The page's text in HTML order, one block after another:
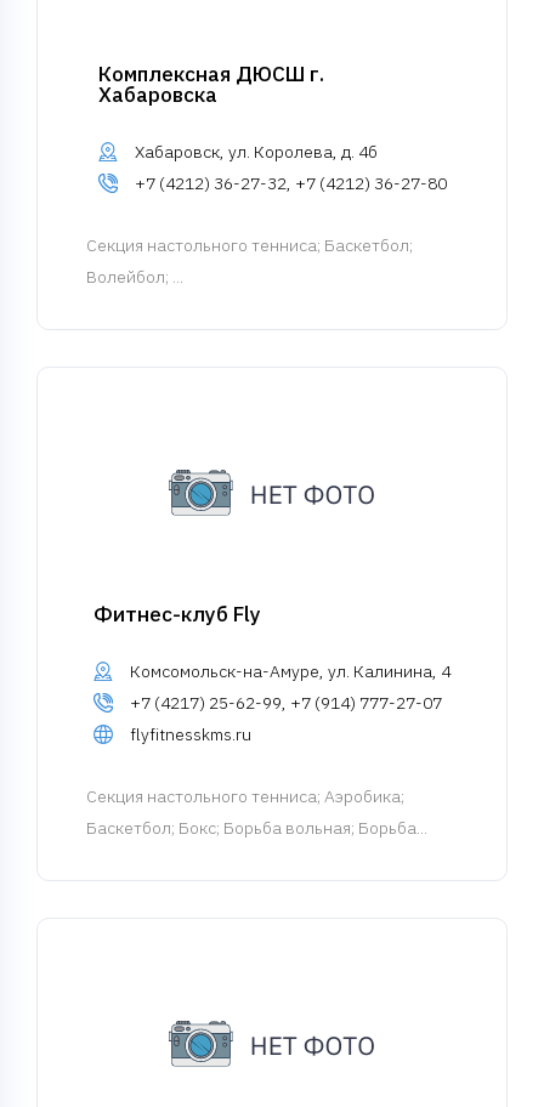
Комплексная ДЮСШ г.
Хабаровска
Хабаровск, ул. Королева, д. 4б
+7 (4212) 36-27-32, +7 (4212) 36-27-80
Cекция настольного тенниса; Баскетбол;
Волейбол; ...
Фитнес-клуб Fly
Комсомольск-на-Амуре, ул. Калинина, 4
+7 (4217) 25-62-99, +7 (914) 777-27-07
flyfitnesskms.ru
Cекция настольного тенниса; Аэробика;
Баскетбол; Бокс; Борьба вольная; Борьба...